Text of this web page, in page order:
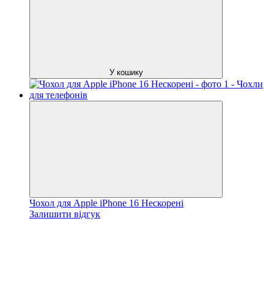
У кошику
Чохол для Apple iPhone 16 Нескорені
Залишити відгук